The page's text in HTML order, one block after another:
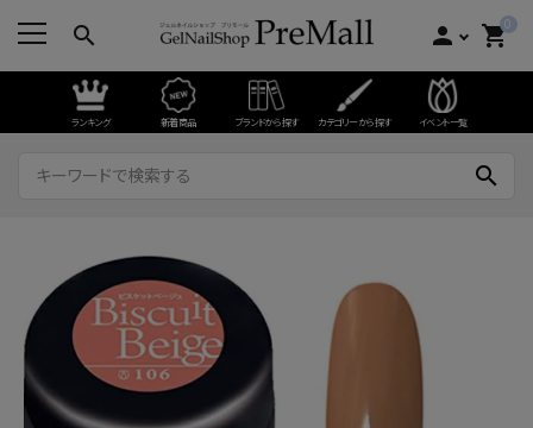
search person 0
shopping_cart
ランキング 新着商品 ブランドから探す カテゴリーから探す イベント一覧
search